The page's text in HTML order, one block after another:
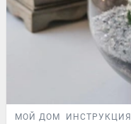
МОЙ ДОМ ИНСТРУКЦИЯ